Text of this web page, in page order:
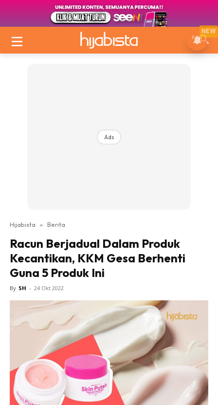
Ads
Hijabista » Berita
Racun Berjadual Dalam Produk
Kecantikan, KKM Gesa Berhenti
Guna 5 Produk Ini
By SH - 24 Okt 2022
NEW